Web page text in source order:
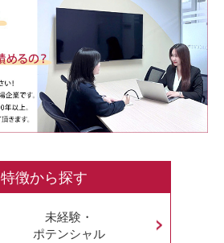
特徴から探す
未経験・
ポテンシャル